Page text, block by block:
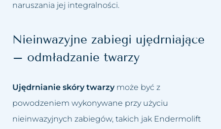
naruszania jej integralności.
Nieinwazyjne zabiegi ujędrniające
– odmładzanie twarzy
Ujędrnianie skóry twarzy może być z
powodzeniem wykonywane przy użyciu
nieinwazyjnych zabiegów, takich jak Endermolift